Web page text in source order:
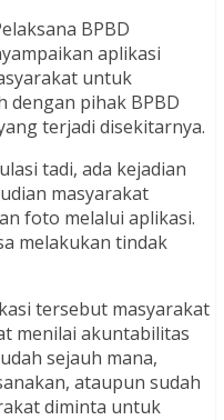
BPBD
aplikasi
untuk
dengan pihak BPBD
terjadi disekitarnya.
tadi, ada kejadian
masyarakat
foto melalui aplikasi.
melakukan tindak
tersebut masyarakat
menilai akuntabilitas
sejauh mana,
ataupun sudah
diminta untuk